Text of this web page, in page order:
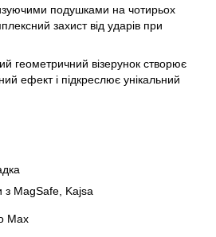
подушками на чотирьох
захист від ударів при
геометричний візерунок створює
ефект і підкреслює унікальний
з MagSafe, Kajsa
Max